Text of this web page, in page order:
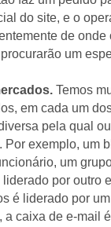
do site, e o
de onde
um
Temos
em cada um
pela qual
Por exemplo, um
um
por outro
é liderado por
a caixa de e-mail